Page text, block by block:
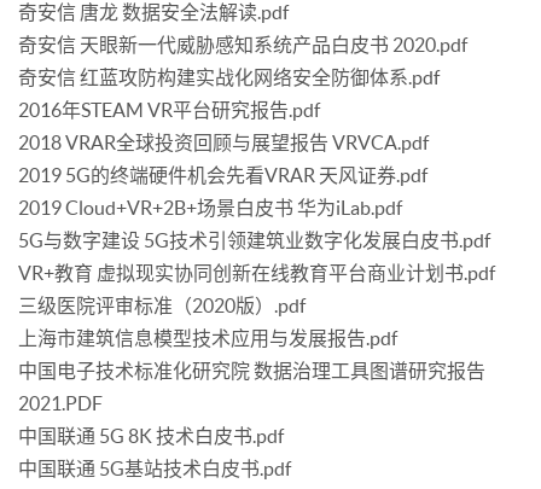
奇安信 唐龙 数据安全法解读.pdf
奇安信 天眼新一代威胁感知系统产品白皮书 2020.pdf
奇安信 红蓝攻防构建实战化网络安全防御体系.pdf
2016年STEAM VR平台研究报告.pdf
2018 VRAR全球投资回顾与展望报告 VRVCA.pdf
2019 5G的终端硬件机会先看VRAR 天风证券.pdf
2019 Cloud+VR+2B+场景白皮书 华为iLab.pdf
5G与数字建设 5G技术引领建筑业数字化发展白皮书.pdf
VR+教育 虚拟现实协同创新在线教育平台商业计划书.pdf
三级医院评审标准（2020版）.pdf
上海市建筑信息模型技术应用与发展报告.pdf
中国电子技术标准化研究院 数据治理工具图谱研究报告
2021.PDF
中国联通 5G 8K 技术白皮书.pdf
中国联通 5G基站技术白皮书.pdf